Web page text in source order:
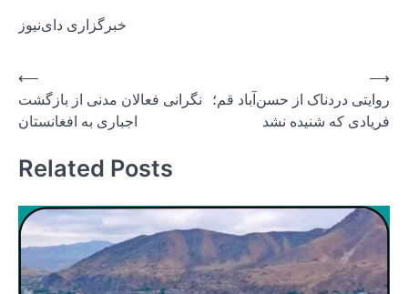
خبرگزاری دای‌نیوز
Post
navigation
⟵
نگرانی فعالان مدنی از بازگشت
اجباری به افغانستان
روایتی دردناک از حسن‌آباد قم؛
فریادی که شنیده نشد
⟶
Related Posts